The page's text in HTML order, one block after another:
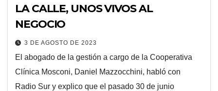
LA CALLE, UNOS VIVOS AL
NEGOCIO
3 DE AGOSTO DE 2023
El abogado de la gestión a cargo de la Cooperativa
Clínica Mosconi, Daniel Mazzocchini, habló con
Radio Sur y explico que el pasado 30 de junio